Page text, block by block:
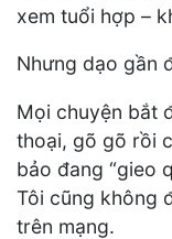
xem tuổi hợp –
Nhưng dạo gần
Mọi chuyện bắt
thoại, gõ gõ rồi
bảo đang “gieo
Tôi cũng không
trên mạng.